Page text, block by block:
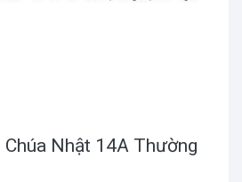
Chúa Nhật 14A Thường